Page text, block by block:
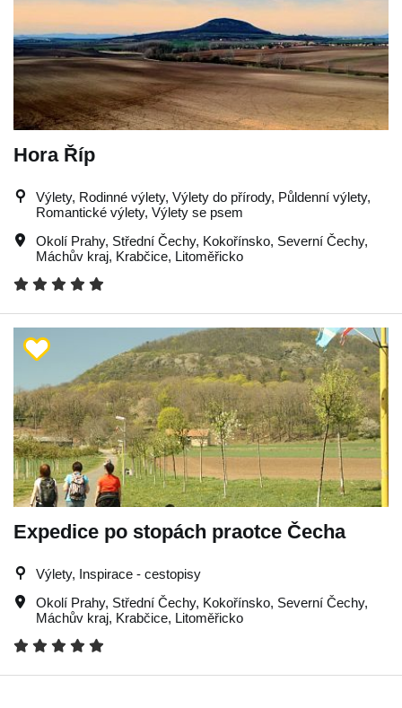
Hora Říp
Výlety, Rodinné výlety, Výlety do přírody, Půldenní výlety,
Romantické výlety, Výlety se psem
Okolí Prahy, Střední Čechy, Kokořínsko, Severní Čechy,
Máchův kraj, Krabčice, Litoměřicko
Expedice po stopách praotce Čecha
Výlety, Inspirace - cestopisy
Okolí Prahy, Střední Čechy, Kokořínsko, Severní Čechy,
Máchův kraj, Krabčice, Litoměřicko